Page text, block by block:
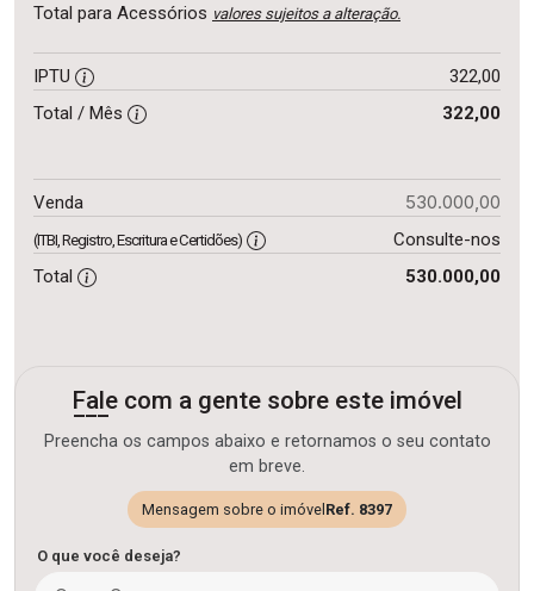
Total para Acessórios valores sujeitos a alteração.
IPTU
322,00
Total / Mês
322,00
Venda 530.000,00
(ITBI, Registro, Escritura e Certidões)
Consulte-nos
Total
530.000,00
Fale com a gente sobre este imóvel
Preencha os campos abaixo e retornamos o seu contato
em breve.
Mensagem sobre o imóvelRef. 8397
O que você deseja?